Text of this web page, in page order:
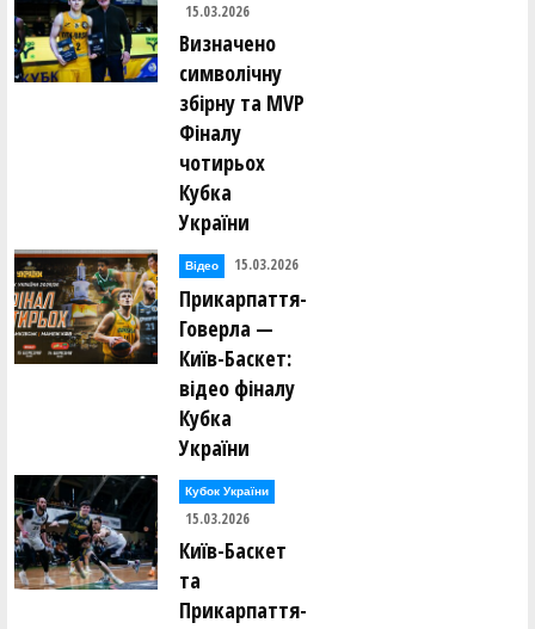
15.03.2026
Визначено
символічну
збірну та MVP
Фіналу
чотирьох
Кубка
України
Відео 15.03.2026
Прикарпаття-
Говерла —
Київ-Баскет:
відео фіналу
Кубка
України
Кубок України
15.03.2026
Київ-Баскет
та
Прикарпаття-